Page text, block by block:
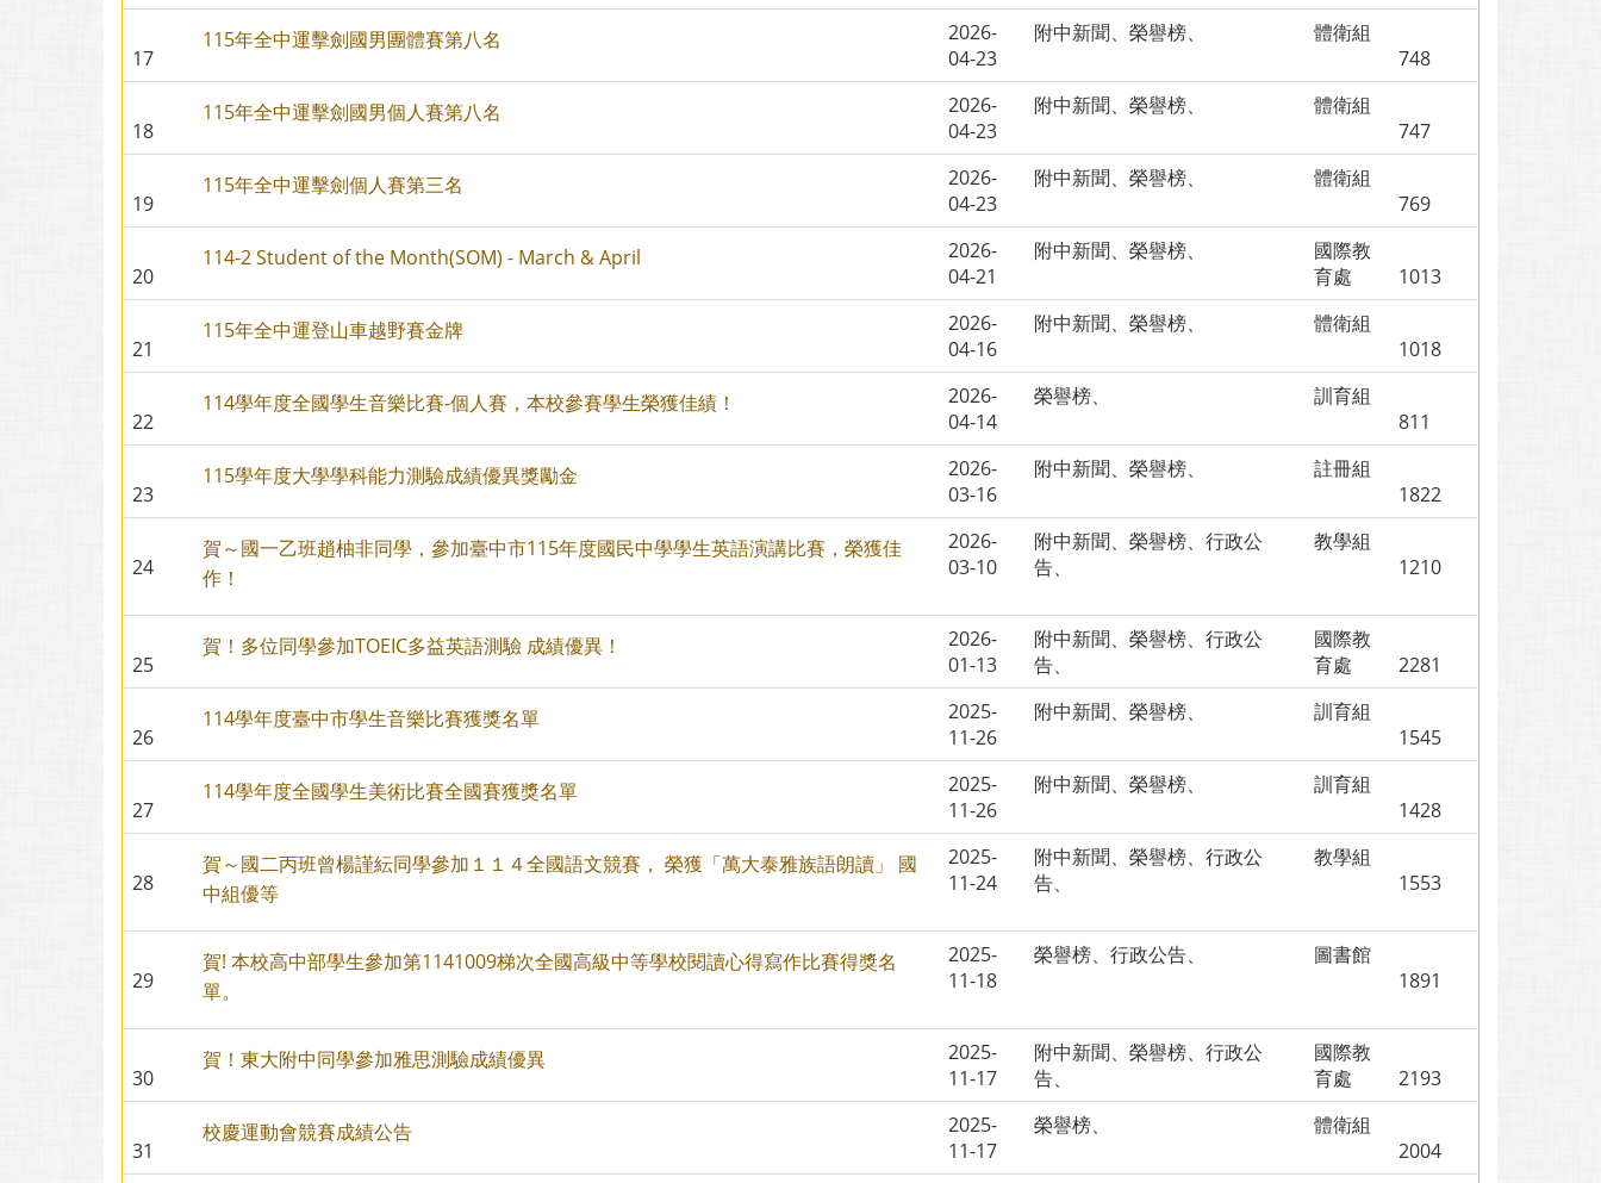
17
115年全中運擊劍國男團體賽第八名
2026-
04-23
附中新聞、榮譽榜、
體衛組
748
18
115年全中運擊劍國男個人賽第八名
2026-
04-23
附中新聞、榮譽榜、
體衛組
747
19
115年全中運擊劍個人賽第三名
2026-
04-23
附中新聞、榮譽榜、
體衛組
769
20
114-2 Student of the Month(SOM) - March & April
2026-
04-21
附中新聞、榮譽榜、
國際教
育處
1013
21
115年全中運登山車越野賽金牌
2026-
04-16
附中新聞、榮譽榜、
體衛組
1018
22
114學年度全國學生音樂比賽-個人賽，本校參賽學生榮獲佳績！
2026-
04-14
榮譽榜、
訓育組
811
23
115學年度大學學科能力測驗成績優異獎勵金
2026-
03-16
附中新聞、榮譽榜、
註冊組
1822
24
賀～國一乙班趙柚非同學，參加臺中市115年度國民中學學生英語演講比賽，榮獲佳
作！
2026-
03-10
附中新聞、榮譽榜、行政公
告、
教學組
1210
25
賀！多位同學參加TOEIC多益英語測驗 成績優異！
2026-
01-13
附中新聞、榮譽榜、行政公
告、
國際教
育處
2281
26
114學年度臺中市學生音樂比賽獲獎名單
2025-
11-26
附中新聞、榮譽榜、
訓育組
1545
27
114學年度全國學生美術比賽全國賽獲獎名單
2025-
11-26
附中新聞、榮譽榜、
訓育組
1428
28
賀～國二丙班曾楊謹紜同學參加１１４全國語文競賽， 榮獲「萬大泰雅族語朗讀」 國
中組優等
2025-
11-24
附中新聞、榮譽榜、行政公
告、
教學組
1553
29
賀! 本校高中部學生參加第1141009梯次全國高級中等學校閱讀心得寫作比賽得獎名
單。
2025-
11-18
榮譽榜、行政公告、
圖書館
1891
30
賀！東大附中同學參加雅思測驗成績優異
2025-
11-17
附中新聞、榮譽榜、行政公
告、
國際教
育處
2193
31
校慶運動會競賽成績公告
2025-
11-17
榮譽榜、
體衛組
2004